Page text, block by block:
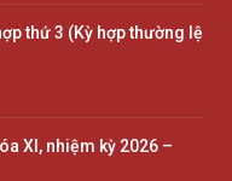
thứ 3 (Kỳ hợp thường lệ
XI, nhiệm kỳ 2026 –